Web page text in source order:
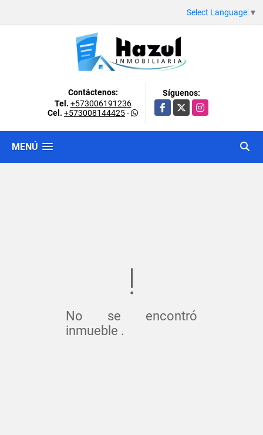
Select Language ▼
Contáctenos:
Tel. +573006191236
Cel. +573008144425-
Síguenos:
Facebook
X Instagram
MENÚ
No se encontró
inmueble .